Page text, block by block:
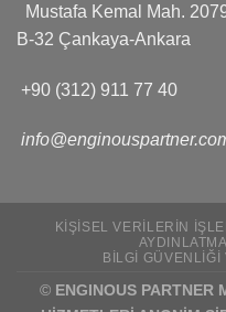
Mustafa Kemal Mah.
B-32 Çankaya-Ankara
+90 (312) 911 77 40
KIŞISEL VERILERIN
BILGI
© ENGINOUS PARTNER